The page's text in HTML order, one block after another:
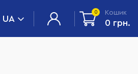
UA
0 Кошик
0 грн.